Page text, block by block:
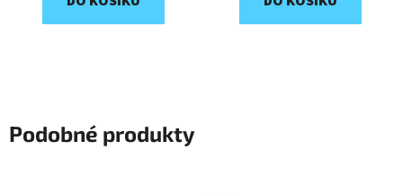
Podobné produkty